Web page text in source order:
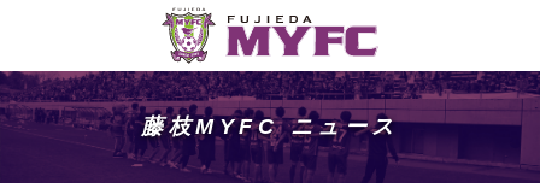
藤枝MYFC ニュース